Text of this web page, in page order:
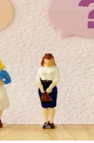
ど数字の隠語
合わせの示唆
事デートの示唆
デートを指す
交際クラブを指
ブホテルを指す